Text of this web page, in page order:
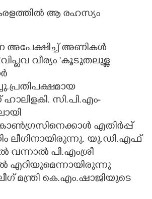
ആ രഹസ്യം
അപേക്ഷിച്ച് അണികൾ
വീര്യം 'കൂടുതലുള്ള
സി.പി.എം-
എതിർപ്പ്
ലീഗിനായിരുന്നു. യു.ഡി.എഫ്
വന്നാൽ പി.എംശ്രീ
എറിയുമെന്നായിരുന്നു
മന്ത്രി കെ.എം.ഷാജിയുടെ